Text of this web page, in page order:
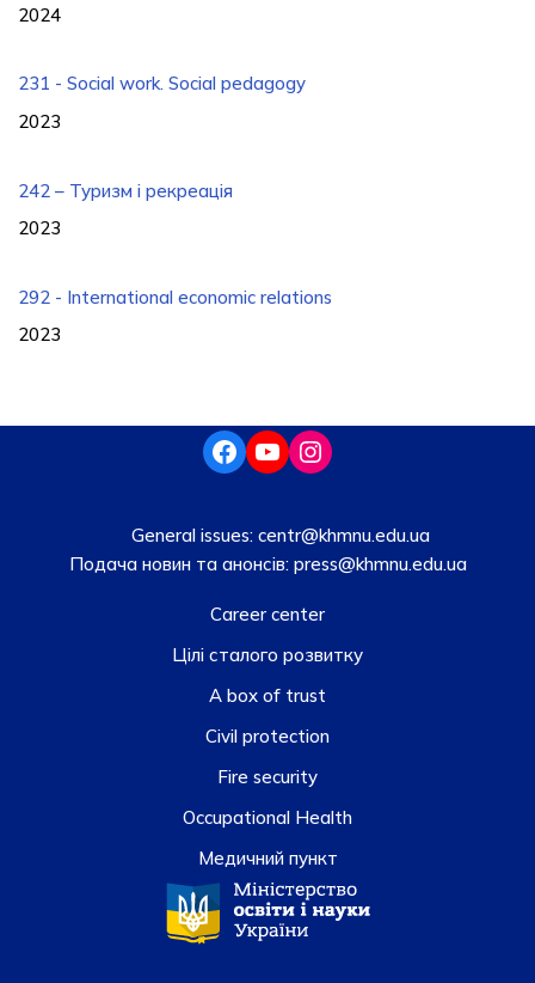
2024
231 - Social work. Social pedagogy
2023
242 – Туризм і рекреація
2023
292 - International economic relations
2023
General issues: centr@khmnu.edu.ua
Подача новин та анонсів:press@khmnu.edu.ua
Career center
Цілі сталого розвитку
A box of trust
Civil protection
Fire security
Occupational Health
Медичний пункт